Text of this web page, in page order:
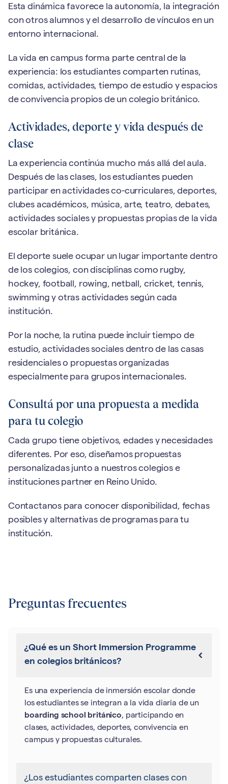
Esta dinámica favorece la autonomía, la integración
con otros alumnos y el desarrollo de vínculos en un
entorno internacional.
La vida en campus forma parte central de la
experiencia: los estudiantes comparten rutinas,
comidas, actividades, tiempo de estudio y espacios
de convivencia propios de un colegio británico.
Actividades, deporte y vida después de
clase
La experiencia continúa mucho más allá del aula.
Después de las clases, los estudiantes pueden
participar en actividades co-curriculares, deportes,
clubes académicos, música, arte, teatro, debates,
actividades sociales y propuestas propias de la vida
escolar británica.
El deporte suele ocupar un lugar importante dentro
de los colegios, con disciplinas como rugby,
hockey, football, rowing, netball, cricket, tennis,
swimming y otras actividades según cada
institución.
Por la noche, la rutina puede incluir tiempo de
estudio, actividades sociales dentro de las casas
residenciales o propuestas organizadas
especialmente para grupos internacionales.
Consultá por una propuesta a medida
para tu colegio
Cada grupo tiene objetivos, edades y necesidades
diferentes. Por eso, diseñamos propuestas
personalizadas junto a nuestros colegios e
instituciones partner en Reino Unido.
Contactanos para conocer disponibilidad, fechas
posibles y alternativas de programas para tu
institución.
Preguntas frecuentes
¿Qué es un Short Immersion Programme
en colegios británicos?
Es una experiencia de inmersión escolar donde
los estudiantes se integran a la vida diaria de un
boarding school británico, participando en
clases, actividades, deportes, convivencia en
campus y propuestas culturales.
¿Los estudiantes comparten clases con